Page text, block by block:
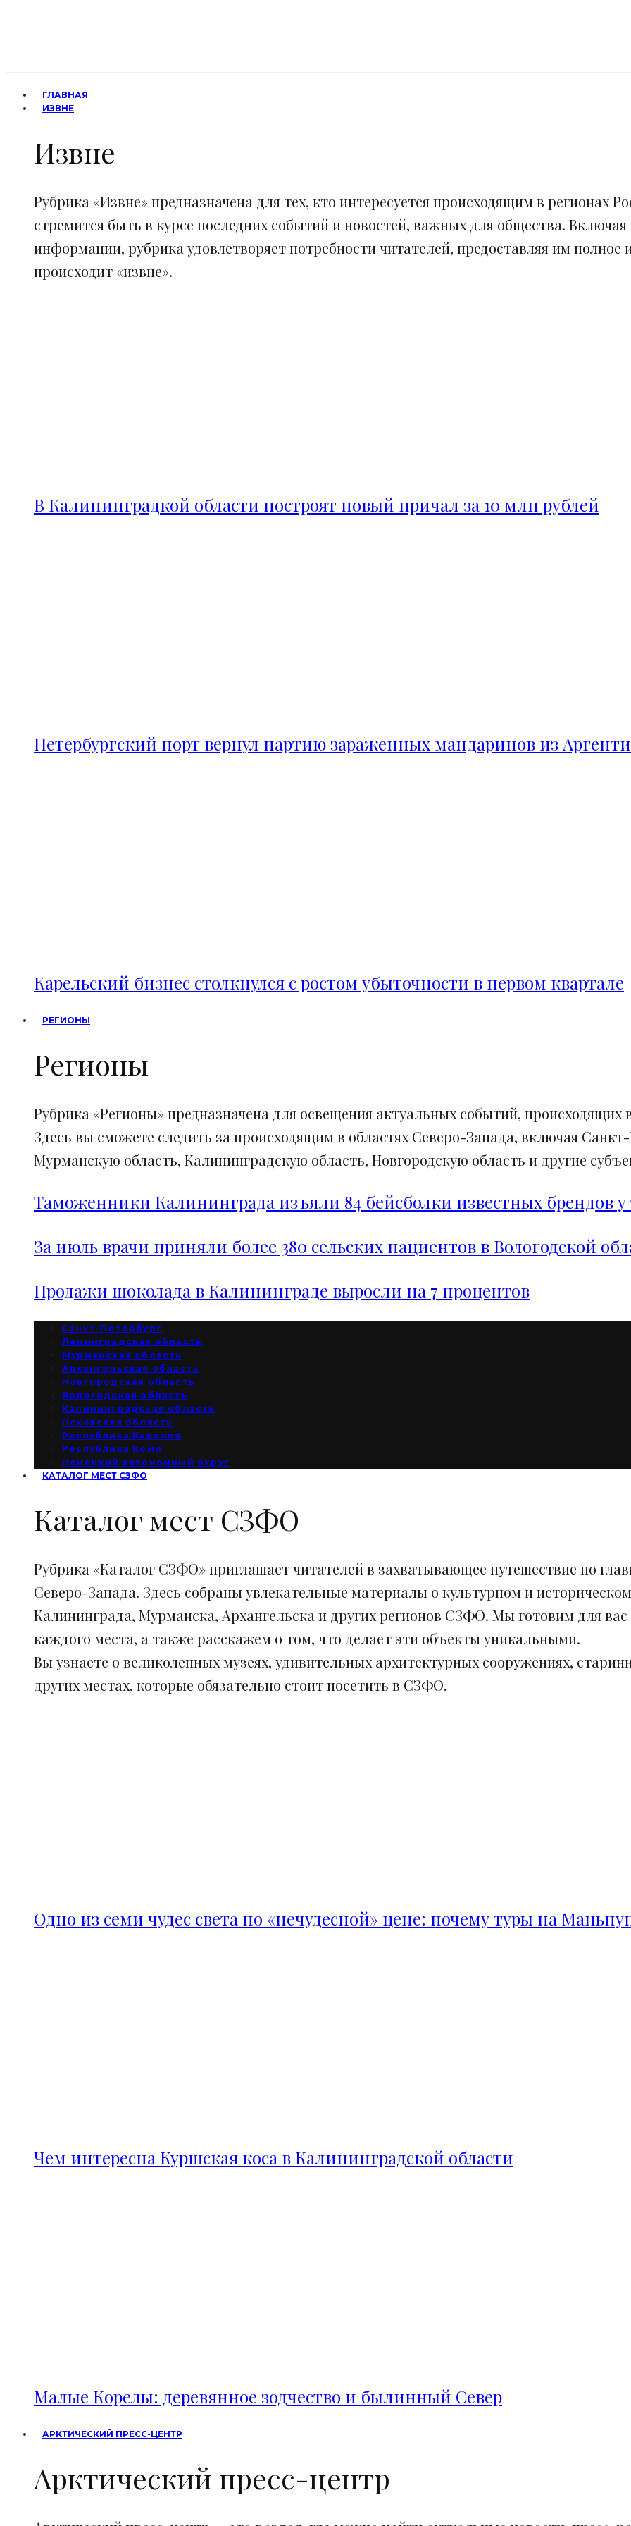
ГЛАВНАЯ
ИЗВНЕ
Извне
Рубрика «Извне» предназначена для тех, кто интересуется происходящим в регионах
стремится быть в курсе последних событий и новостей, важных для общества.
информации, рубрика удовлетворяет потребности читателей, предоставляя им полное
происходит «извне».
В Калининградкой области построят новый причал за 10 млн рублей
Петербургский порт вернул партию зараженных мандаринов из
Карельский бизнес столкнулся с ростом убыточности в первом квартале
РЕГИОНЫ
Регионы
Рубрика «Регионы» предназначена для освещения актуальных событий, происходящих
Здесь вы сможете следить за происходящим в областях Северо-Запада, включая
Мурманскую область, Калининградскую область, Новгородскую область и другие
Таможенники Калининграда изъяли 84 бейсболки известных брендов у
За июль врачи приняли более 380 сельских пациентов в Вологодской
Продажи шоколада в Калининграде выросли на 7 процентов
Санкт-Петербург
Ленинградская область
Мурманская область
Архангельская область
Новгородская область
Вологодская область
Калининградская область
Псковская область
Республика Карелия
Республика Коми
Ненецкий автономный округ
КАТАЛОГ МЕСТ СЗФО
Каталог мест СЗФО
Рубрика «Каталог СЗФО» приглашает читателей в захватывающее путешествие по
Северо-Запада. Здесь собраны увлекательные материалы о культурном и
Калининграда, Мурманска, Архангельска и других регионов СЗФО. Мы готовим для
каждого места, а также расскажем о том, что делает эти объекты уникальными.
Вы узнаете о великолепных музеях, удивительных архитектурных сооружениях,
других местах, которые обязательно стоит посетить в СЗФО.
Одно из семи чудес света по «нечудесной» цене: почему туры на
Чем интересна Куршская коса в Калининградской области
Малые Корелы: деревянное зодчество и былинный Север
АРКТИЧЕСКИЙ ПРЕСС-ЦЕНТР
Арктический пресс-центр